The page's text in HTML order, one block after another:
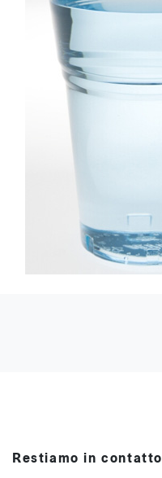
Restiamo in contatto